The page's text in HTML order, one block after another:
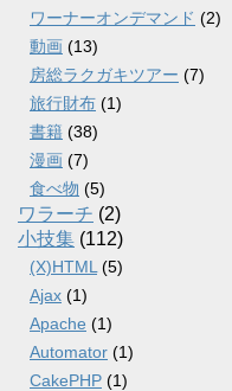
ワーナーオンデマンド (2)
動画 (13)
房総ラクガキツアー (7)
旅行財布 (1)
書籍 (38)
漫画 (7)
食べ物 (5)
ワラーチ (2)
小技集 (112)
(X)HTML (5)
Ajax (1)
Apache (1)
Automator (1)
CakePHP (1)